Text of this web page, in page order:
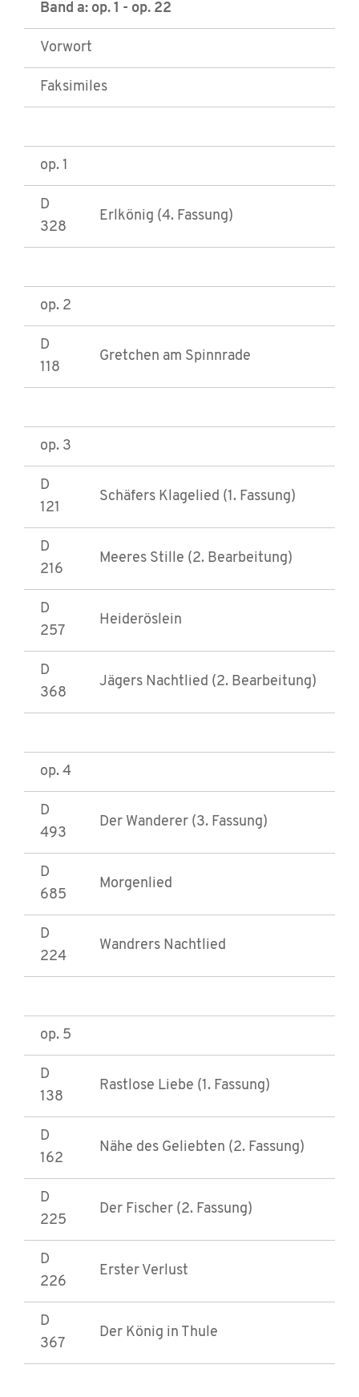
Band a: op. 1 - op. 22
Vorwort
Faksimiles
op. 1
D
328
Erlkönig (4. Fassung)
op. 2
D
118
Gretchen am Spinnrade
op. 3
D
121
Schäfers Klagelied (1. Fassung)
D
216
Meeres Stille (2. Bearbeitung)
D
257
Heideröslein
D
368
Jägers Nachtlied (2. Bearbeitung)
op. 4
D
493
Der Wanderer (3. Fassung)
D
685
Morgenlied
D
224
Wandrers Nachtlied
op. 5
D
138
Rastlose Liebe (1. Fassung)
D
162
Nähe des Geliebten (2. Fassung)
D
225
Der Fischer (2. Fassung)
D
226
Erster Verlust
D
367
Der König in Thule